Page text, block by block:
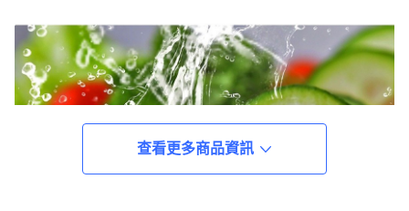
查看更多商品資訊